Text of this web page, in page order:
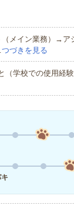
（メイン業務）→ア
つづきを見る
（学校での使用経